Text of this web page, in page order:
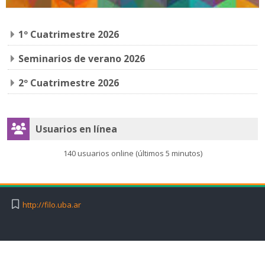
1º Cuatrimestre 2026
Seminarios de verano 2026
2º Cuatrimestre 2026
Salta Usuarios en línea
Usuarios en línea
140 usuarios online (últimos 5 minutos)
http://filo.uba.ar